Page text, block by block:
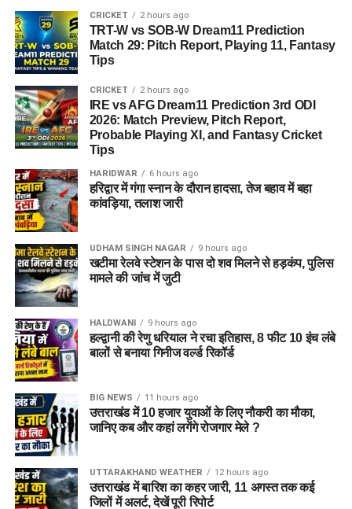
जेल नहीं, रेजिडेंशियल कॉम्प्लेक्स जैसा
होगा माहौल
आलंबन गांव की सबसे खास बात यही होगी कि यहां रहने वाली महिलाओं
और बच्चों को यह महसूस न हो कि वे किसी जेल या बंद संस्थान में रह रहे
हैं। इसके बजाय पूरा परिसर एक रेजिडेंशियल कॉम्प्लेक्स की तरह विकसित
किया जाएगा, जहां सुरक्षा के साथ रहने, पढ़ाई, दैनिक जीवन और सामाजिक
विकास से जुड़ी सुविधाएं उपलब्ध होंगी।
परिसर को आधुनिक सुविधाओं से लैस करने की योजना है। यहां आंगनबाड़ी
केंद्र भी खोले जाएंगे। जरूरत पड़ने पर प्राथमिक विद्यालय की सुविधा भी
उपलब्ध कराई जा सकती है। इस पहल का मकसद सिर्फ महिलाओं और
बच्चों को रहने की जगह देना नहीं, बल्कि उन्हें ऐसा वातावरण उपलब्ध कराना
है, जहां वे खुद को सुरक्षित, सम्मानित और परिवार का हिस्सा महसूस कर
सकें।
CRICKET 2 hours ago
TRT-W vs SOB-W Dream11 Prediction
Match 29: Pitch Report, Playing 11, Fantasy
Tips
CRICKET 2 hours ago
IRE vs AFG Dream11 Prediction 3rd ODI
2026: Match Preview, Pitch Report,
Probable Playing XI, and Fantasy Cricket
Tips
HARIDWAR 6 hours ago
हरिद्वार में गंगा स्नान के दौरान हादसा, तेज बहाव में बहा
कांवड़िया, तलाश जारी
UDHAM SINGH NAGAR 9 hours ago
खटीमा रेलवे स्टेशन के पास दो शव मिलने से हड़कंप, पुलिस
मामले की जांच में जुटी
HALDWANI 9 hours ago
हल्द्वानी की रेणु धरियाल ने रचा इतिहास, 8 फीट 10 इंच लंबे
बालों से बनाया गिनीज वर्ल्ड रिकॉर्ड
BIG NEWS 11 hours ago
उत्तराखंड में 10 हजार युवाओं के लिए नौकरी का मौका,
जानिए कब और कहां लगेंगे रोजगार मेले ?
UTTARAKHAND WEATHER 12 hours ago
उत्तराखंड में बारिश का कहर जारी, 11 अगस्त तक कई
जिलों में अलर्ट, देखें पूरी रिपोर्ट